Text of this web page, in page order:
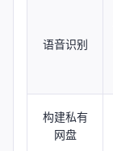
语音识别
构建私有
网盘